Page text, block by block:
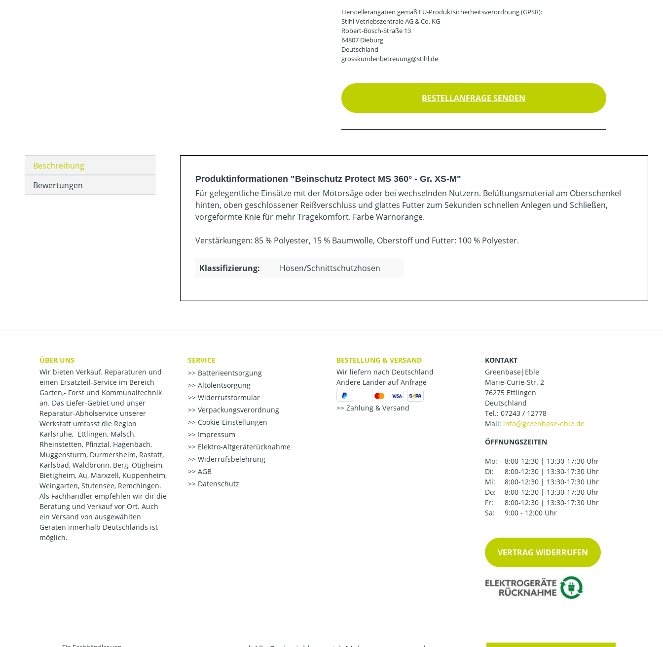
Herstellerangaben gemäß EU-Produktsicherheitsverordnung (GPSR):
Stihl Vetriebszentrale AG & Co. KG
Robert-Bosch-Straße 13
64807 Dieburg
Deutschland
grosskundenbetreuung@stihl.de
BESTELLANFRAGE SENDEN
Beschreibung
Bewertungen
Produktinformationen "Beinschutz Protect MS 360° - Gr. XS-M"
Für gelegentliche Einsätze mit der Motorsäge oder bei wechselnden Nutzern. Belüftungsmaterial am Oberschenkel
hinten, oben geschlossener Reißverschluss und glattes Futter zum Sekunden schnellen Anlegen und Schließen,
vorgeformte Knie für mehr Tragekomfort. Farbe Warnorange.
Verstärkungen: 85 % Polyester, 15 % Baumwolle, Oberstoff und Futter: 100 % Polyester.
Klassifizierung: Hosen/Schnittschutzhosen
ÜBER UNS
Wir bieten Verkauf, Reparaturen und
einen Ersatzteil-Service im Bereich
Garten,- Forst und Kommunaltechnik
an. Das Liefer-Gebiet und unser
Reparatur-Abholservice unserer
Werkstatt umfasst die Region
Karlsruhe, Ettlingen, Malsch,
Rheinstetten, Pfinztal, Hagenbach,
Muggensturm, Durmersheim, Rastatt,
Karlsbad, Waldbronn, Berg, Ötigheim,
Bietigheim, Au, Marxzell, Kuppenheim,
Weingarten, Stutensee, Remchingen.
Als Fachhändler empfehlen wir dir die
Beratung und Verkauf vor Ort. Auch
ein Versand von ausgewählten
Geräten innerhalb Deutschlands ist
möglich.
SERVICE
Batterieentsorgung
Altölentsorgung
Widerrufsformular
Verpackungsverordnung
Cookie-Einstellungen
Impressum
Elektro-Altgeräterücknahme
Widerrufsbelehrung
AGB
Datenschutz
BESTELLUNG & VERSAND
Wir liefern nach Deutschland
Andere Länder auf Anfrage
Zahlung & Versand
KONTAKT
Greenbase|Eble
Marie-Curie-Str. 2
76275 Ettlingen
Deutschland
Tel.: 07243 / 12778
Mail:
ÖFFNUNGSZEITEN
Mo:
8:00-12:30 | 13:30-17:30 Uhr
Di:
8:00-12:30 | 13:30-17:30 Uhr
Mi:
8:00-12:30 | 13:30-17:30 Uhr
Do:
8:00-12:30 | 13:30-17:30 Uhr
Fr:
8:00-12:30 | 13:30-17:30 Uhr
Sa:
9:00 - 12:00 Uhr
VERTRAG WIDERRUFEN